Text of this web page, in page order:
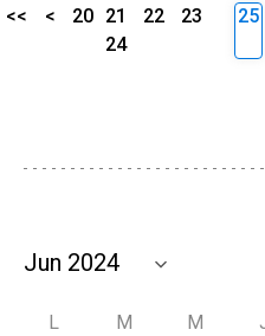
<< < 20 21 22
23
24
25
L M M